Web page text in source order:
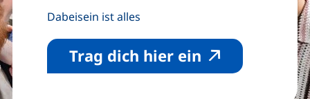
Dabeisein ist alles
Trag dich hier ein (externer